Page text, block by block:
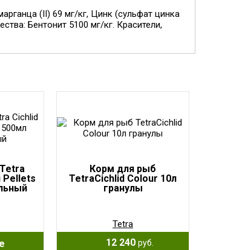
(II) 69 мг/кг, Цинк (сульфат цинка
Бентонит 5100 мг/кг. Красители,
Pellets
Корм для рыб
TetraCichlid Colour 10л
гранулы
Tetra
12 240 руб.